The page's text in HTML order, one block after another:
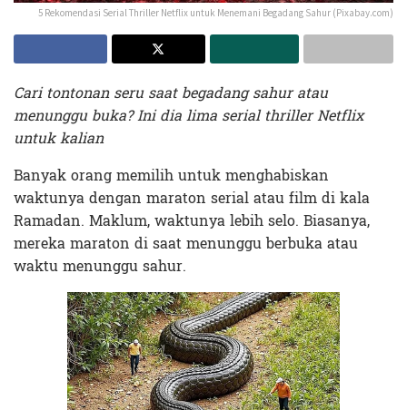
5 Rekomendasi Serial Thriller Netflix untuk Menemani Begadang Sahur (Pixabay.com)
Cari tontonan seru saat begadang sahur atau
menunggu buka? Ini dia lima serial thriller Netflix
untuk kalian
Banyak orang memilih untuk menghabiskan
waktunya dengan maraton serial atau film di kala
Ramadan. Maklum, waktunya lebih selo. Biasanya,
mereka maraton di saat menunggu berbuka atau
waktu menunggu sahur.